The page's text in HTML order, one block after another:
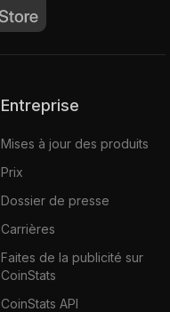
Entreprise
Mises à jour des produits
Prix
Dossier de presse
Carrières
Faites de la publicité sur
CoinStats
CoinStats API